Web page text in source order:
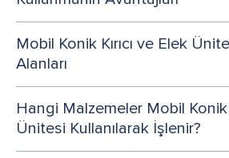
Mobil Konik Kırıcı ve Elek
Alanları
Hangi Malzemeler Mobil Konik
Ünitesi Kullanılarak İşlenir?